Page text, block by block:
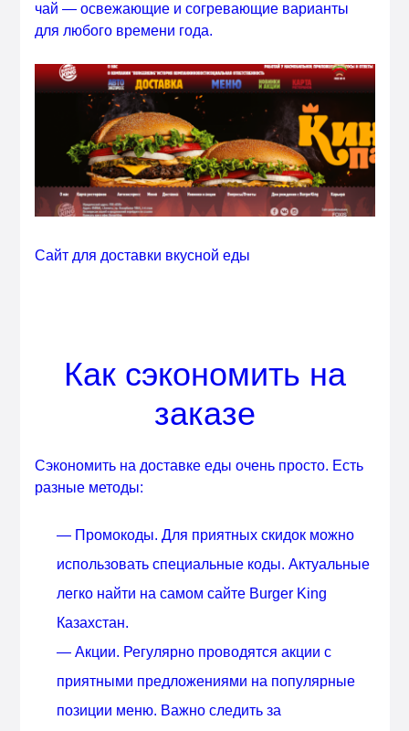
чай — освежающие и согревающие варианты
для любого времени года.
Сайт для доставки вкусной еды
Как сэкономить на
заказе
Сэкономить на доставке еды очень просто. Есть
разные методы:
— Промокоды. Для приятных скидок можно
использовать специальные коды. Актуальные
легко найти на самом сайте Burger King
Казахстан.
— Акции. Регулярно проводятся акции с
приятными предложениями на популярные
позиции меню. Важно следить за